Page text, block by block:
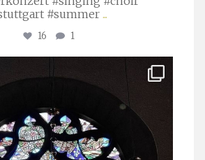
#summer...
16 1
Apr. 1